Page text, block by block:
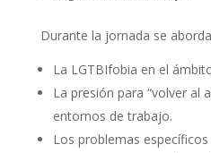
Durante la jornada se
La LGTBIfobia en el
La presión para “volver al
entornos de trabajo.
Los problemas